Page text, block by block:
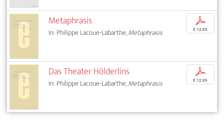
Metaphrasis
In: Philippe Lacoue-Labarthe,Metaphrasis
p
€ 12,95
Das Theater Hölderlins
In: Philippe Lacoue-Labarthe,Metaphrasis
p
€ 12,95